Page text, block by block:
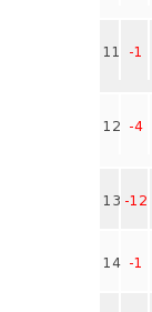
11 -1
12 -4
13 -12
14 -1